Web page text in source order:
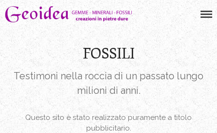
gioielli
orecchini
collane
bracciali
Geoidea
creazioni in pietre dure
FOSSILI
Testimoni nella roccia di un passato lungo
milioni di anni.
Questo sito è stato realizzato puramente a titolo
pubblicitario.